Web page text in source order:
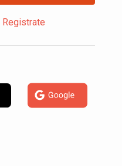
Registrate